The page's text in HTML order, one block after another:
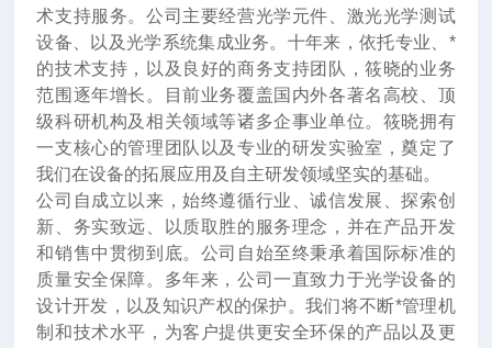
术支持服务。公司主要经营光学元件、激光光学测试
设备、以及光学系统集成业务。十年来 ，依托专业、*
的技术支持，以及良好的商务支持团队，筱晓的业务
范围逐年增长。目前业务覆盖国内外各著名高校、顶
级科研机构及相关领域等诸多企事业单位。筱晓拥有
一支核心的管理团队以及专业的研发实验室，奠定了
我们在设备的拓展应用及自主研发领域坚实的基础。
公司自成立以来，始终遵循行业、诚信发展、探索创
新、务实致远、以质取胜的服务理念，并在产品开发
和销售中贯彻到底。公司自始至终秉承着国际标准的
质量安全保障。多年来，公司一直致力于光学设备的
设计开发，以及知识产权的保护。我们将不断*管理机
制和技术水平，为客户提供更安全环保的产品以及更